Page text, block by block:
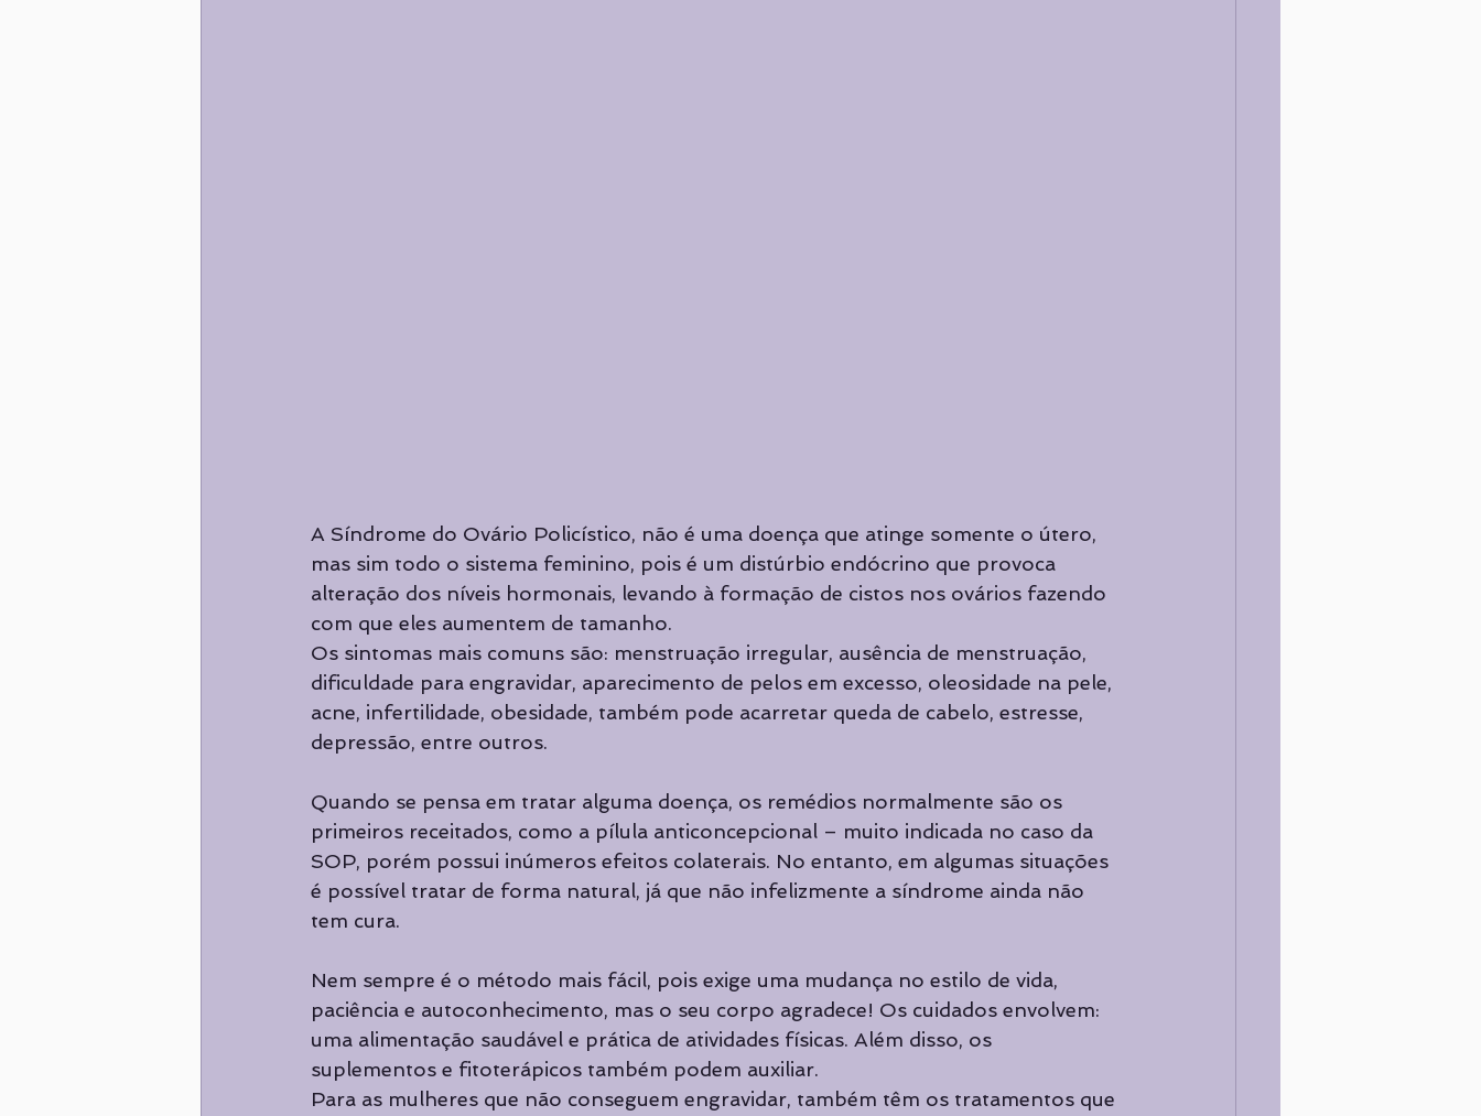
A Síndrome do Ovário Policístico, não é uma doença que atinge somente o útero,
mas sim todo o sistema feminino, pois é um distúrbio endócrino que provoca
alteração dos níveis hormonais, levando à formação de cistos nos ovários fazendo
com que eles aumentem de tamanho.
Os sintomas mais comuns são: menstruação irregular, ausência de menstruação,
dificuldade para engravidar, aparecimento de pelos em excesso, oleosidade na pele,
acne, infertilidade, obesidade, também pode acarretar queda de cabelo, estresse,
depressão, entre outros.
Quando se pensa em tratar alguma doença, os remédios normalmente são os
primeiros receitados, como a pílula anticoncepcional – muito indicada no caso da
SOP, porém possui inúmeros efeitos colaterais. No entanto, em algumas situações
é possível tratar de forma natural, já que não infelizmente a síndrome ainda não
tem cura.
Nem sempre é o método mais fácil, pois exige uma mudança no estilo de vida,
paciência e autoconhecimento, mas o seu corpo agradece! Os cuidados envolvem:
uma alimentação saudável e prática de atividades físicas. Além disso, os
suplementos e fitoterápicos também podem auxiliar.
Para as mulheres que não conseguem engravidar, também têm os tratamentos que